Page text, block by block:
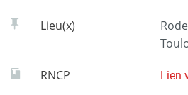
Lieu(x)
RNCP Lien